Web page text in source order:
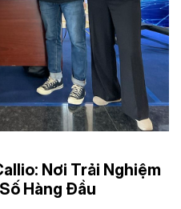
Nơi Trải Nghiệm
Hàng Đầu